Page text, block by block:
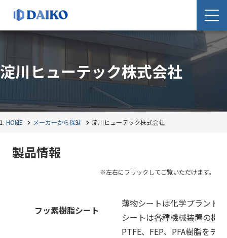
淀川ヒューテック株式会社
HOME メーカーから探す 淀川ヒューテック株式会社
製品情報
フッ素樹脂シート
薄物シートは化学プラント
シートは各種機械装置の機
PTFE、FEP、PFA樹脂をチ